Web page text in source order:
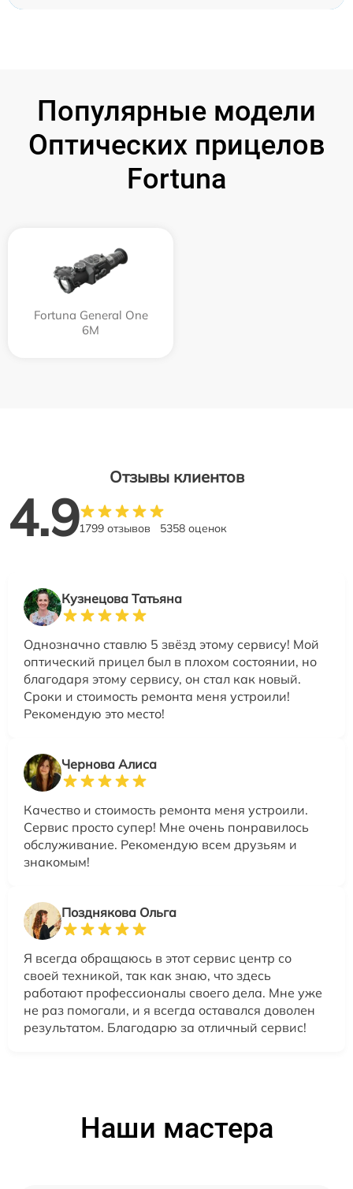
Популярные модели
Оптических прицелов
Fortuna
Fortuna General One
6M
Отзывы клиентов
4.91799 отзывов 5358 оценок
Кузнецова Татьяна
Однозначно ставлю 5 звёзд этому сервису! Мой
оптический прицел был в плохом состоянии, но
благодаря этому сервису, он стал как новый.
Сроки и стоимость ремонта меня устроили!
Рекомендую это место!
Чернова Алиса
Качество и стоимость ремонта меня устроили.
Сервис просто супер! Мне очень понравилось
обслуживание. Рекомендую всем друзьям и
знакомым!
Позднякова Ольга
Я всегда обращаюсь в этот сервис центр со
своей техникой, так как знаю, что здесь
работают профессионалы своего дела. Мне уже
не раз помогали, и я всегда оставался доволен
результатом. Благодарю за отличный сервис!
Наши мастера